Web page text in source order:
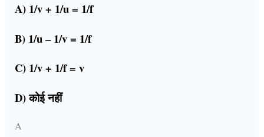
A) 1/v + 1/u = 1/f
B) 1/u – 1/v = 1/f
C) 1/v + 1/f = v
D) कोई नहीं
A